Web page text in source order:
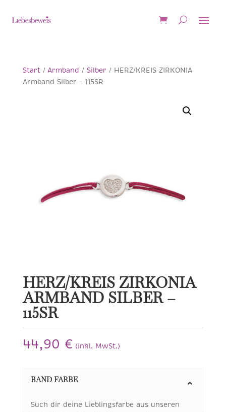
Start/ Armband / Silber / HERZ/KREIS ZIRKONIA
Armband Silber – 115SR
HERZ/KREIS ZIRKONIA
ARMBAND SILBER –
115SR
44,90 € (inkl. MwSt.)
BAND FARBE
Such dir deine Lieblingsfarbe aus unseren